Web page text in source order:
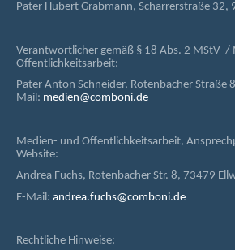
Pater Hubert Grabmann, Scharrerstraße 32,
Verantwortlicher gemäß § 18 Abs. 2 MStV /
Öffentlichkeitsarbeit:
Pater Anton Schneider, Rotenbacher Straße
Mail: medien@comboni.de
Medien- und Öffentlichkeitsarbeit,
Website:
Andrea Fuchs, Rotenbacher Str. 8, 73479
E-Mail: andrea.fuchs@comboni.de
Rechtliche Hinweise: